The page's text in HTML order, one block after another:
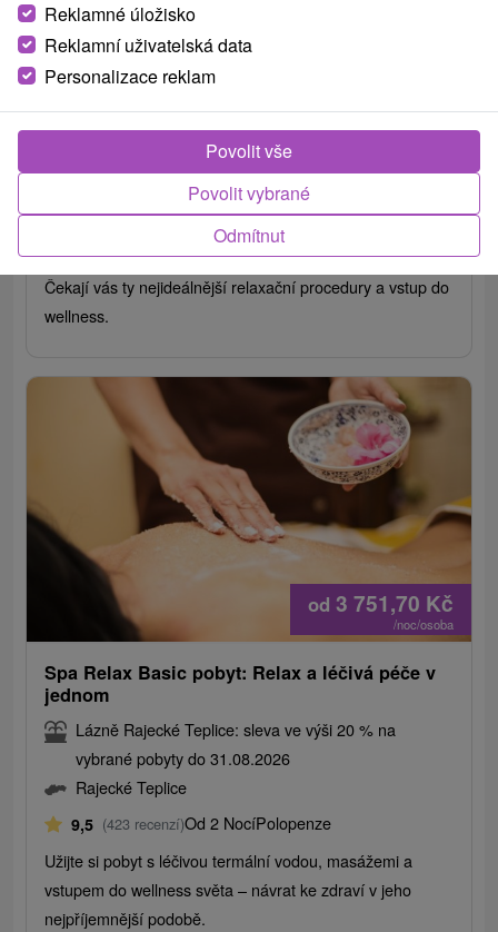
Relax Exclusive pobyt: Expresně zrelaxuje
vaše tělo a mysl
Lázně Rajecké Teplice: sleva ve výši 20 % na
vybrané pobyty do 31.08.2026
9,5 (423 recenzí)Od 2 NocíPolopenze
Maximální odpočinek v podobě dokonalé léčebné péče.
Čekají vás ty nejideálnější relaxační procedury a vstup do
wellness.
od 3 751,70 Kč
/noc/osoba
Spa Relax Basic pobyt: Relax a léčivá péče v
jednom
Lázně Rajecké Teplice: sleva ve výši 20 % na
vybrané pobyty do 31.08.2026
Rajecké Teplice
9,5 (423 recenzí)Od 2 NocíPolopenze
Užijte si pobyt s léčivou termální vodou, masážemi a
vstupem do wellness světa – návrat ke zdraví v jeho
nejpříjemnější podobě.
Reklamné úložisko
Reklamní uživatelská data
Personalizace reklam
Odmítnut
Povolit vybrané
Povolit vše